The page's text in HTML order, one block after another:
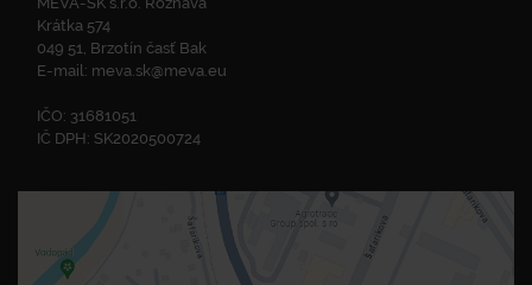
Krátka 574
049 51, Brzotín časť Bak
E-mail: meva.sk@meva.eu
IČO: 31681051
IČ DPH: SK2020500724